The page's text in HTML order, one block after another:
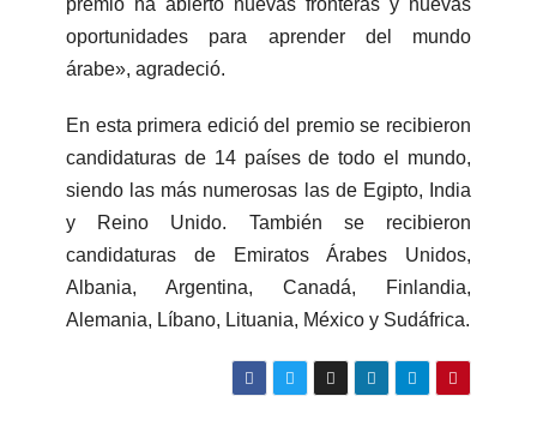
premio ha abierto nuevas fronteras y nuevas
oportunidades para aprender del mundo
árabe», agradeció.
En esta primera edició del premio se recibieron
candidaturas de 14 países de todo el mundo,
siendo las más numerosas las de Egipto, India
y Reino Unido. También se recibieron
candidaturas de Emiratos Árabes Unidos,
Albania, Argentina, Canadá, Finlandia,
Alemania, Líbano, Lituania, México y Sudáfrica.